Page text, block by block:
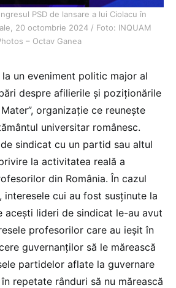
PSD de lansare a lui Ciolacu în
20 octombrie 2024 / Foto: INQUAM
– Octav Ganea
un eveniment politic major al
despre afilierile și poziționările
organizație ce reunește
universitar românesc.
sindicat cu un partid sau altul
la activitatea reală a
din România. În cazul
cui au fost susținute la
acești lideri de sindicat le-au avut
profesorilor care au ieșit în
guvernanților să le mărească
partidelor aflate la guvernare
repetate rânduri să nu mărească